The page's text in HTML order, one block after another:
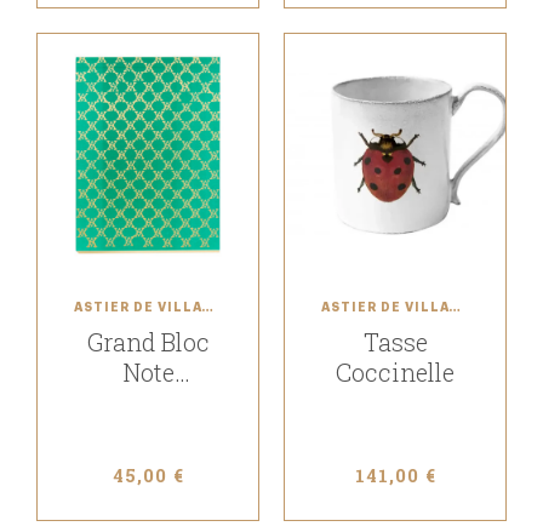
ASTIER DE VILLATTE
Grand Bloc
Note
45,00 €
ASTIER DE VILLATTE
Tasse
Coccinelle
141,00 €